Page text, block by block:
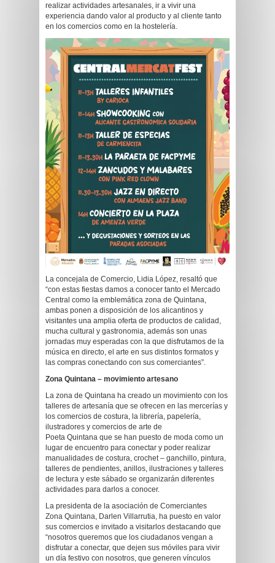
realizar actividades artesanales, ir a vivir una
experiencia dando valor al producto y al cliente tanto
en los comercios como en la hostelería.
La concejala de Comercio, Lidia López, resaltó que
“con estas fiestas damos a conocer tanto el Mercado
Central como la emblemática zona de Quintana,
ambas ponen a disposición de los alicantinos y
visitantes una amplia oferta de productos de calidad,
mucha cultural y gastronomia, además son unas
jornadas muy esperadas con la que disfrutamos de la
música en directo, el arte en sus distintos formatos y
las compras conectando con sus comerciantes”.
Zona Quintana – movimiento artesano
La zona de Quintana ha creado un movimiento con los
talleres de artesanía que se ofrecen en las mercerías y
los comercios de costura, la librería, papelería,
ilustradores y comercios de arte de
Poeta Quintana que se han puesto de moda como un
lugar de encuentro para conectar y poder realizar
manualidades de costura, crochet – ganchillo, pintura,
talleres de pendientes, anillos, ilustraciones y talleres
de lectura y este sábado se organizarán diferentes
actividades para darlos a conocer.
La presidenta de la asociación de Comerciantes
Zona Quintana, Darlen Villarrutia, ha puesto en valor
sus comercios e invitado a visitarlos destacando que
“nosotros queremos que los ciudadanos vengan a
disfrutar a conectar, que dejen sus móviles para vivir
un día festivo con nosotros, que generen vínculos